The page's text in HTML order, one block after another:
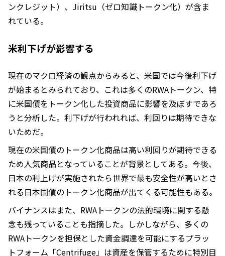
ンクレジット）、Jiritsu（ゼロ知識トークン化）が含ま
れている。
米利下げが影響する
現在のマクロ経済の観点からみると、米国では今後利下げ
が始まるとみられており、これは多くのRWAトークン、特
に米国債をトークン化した投資商品に影響を及ぼすであろ
うと分析した。利下げが行われれば、利回りは期待できな
いためだ。
現在の米国債のトークン化商品は高い利回りが期待できる
ため人気商品となっていることが背景としてある。今後、
日本の利上げが実施されたら世界で最も安全性が高いとさ
れる日本国債のトークン化商品が出てくる可能性もある。
バイナンスはまた、RWAトークンの法的環境に関する懸
念も残っていることも指摘した。しかしながら、多くの
RWAトークンを担保とした資金調達を可能にするプラッ
トフォーム「Centrifuge」は資産を保管するために特別目